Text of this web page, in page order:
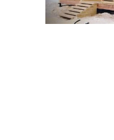
Профнастил для